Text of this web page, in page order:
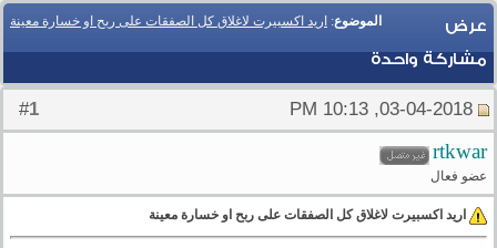
الموضوع: اريد اكسبيرت لاغلاق كل الصفقات على ربح او خسارة معينة
عرض
مشاركة واحدة
1
rtkwar
عضو فعال
اريد اكسبيرت لاغلاق كل الصفقات على ربح او خسارة معينة